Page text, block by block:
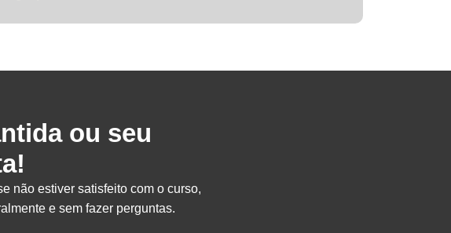
ou seu
não estiver satisfeito com o curso,
e sem fazer perguntas.